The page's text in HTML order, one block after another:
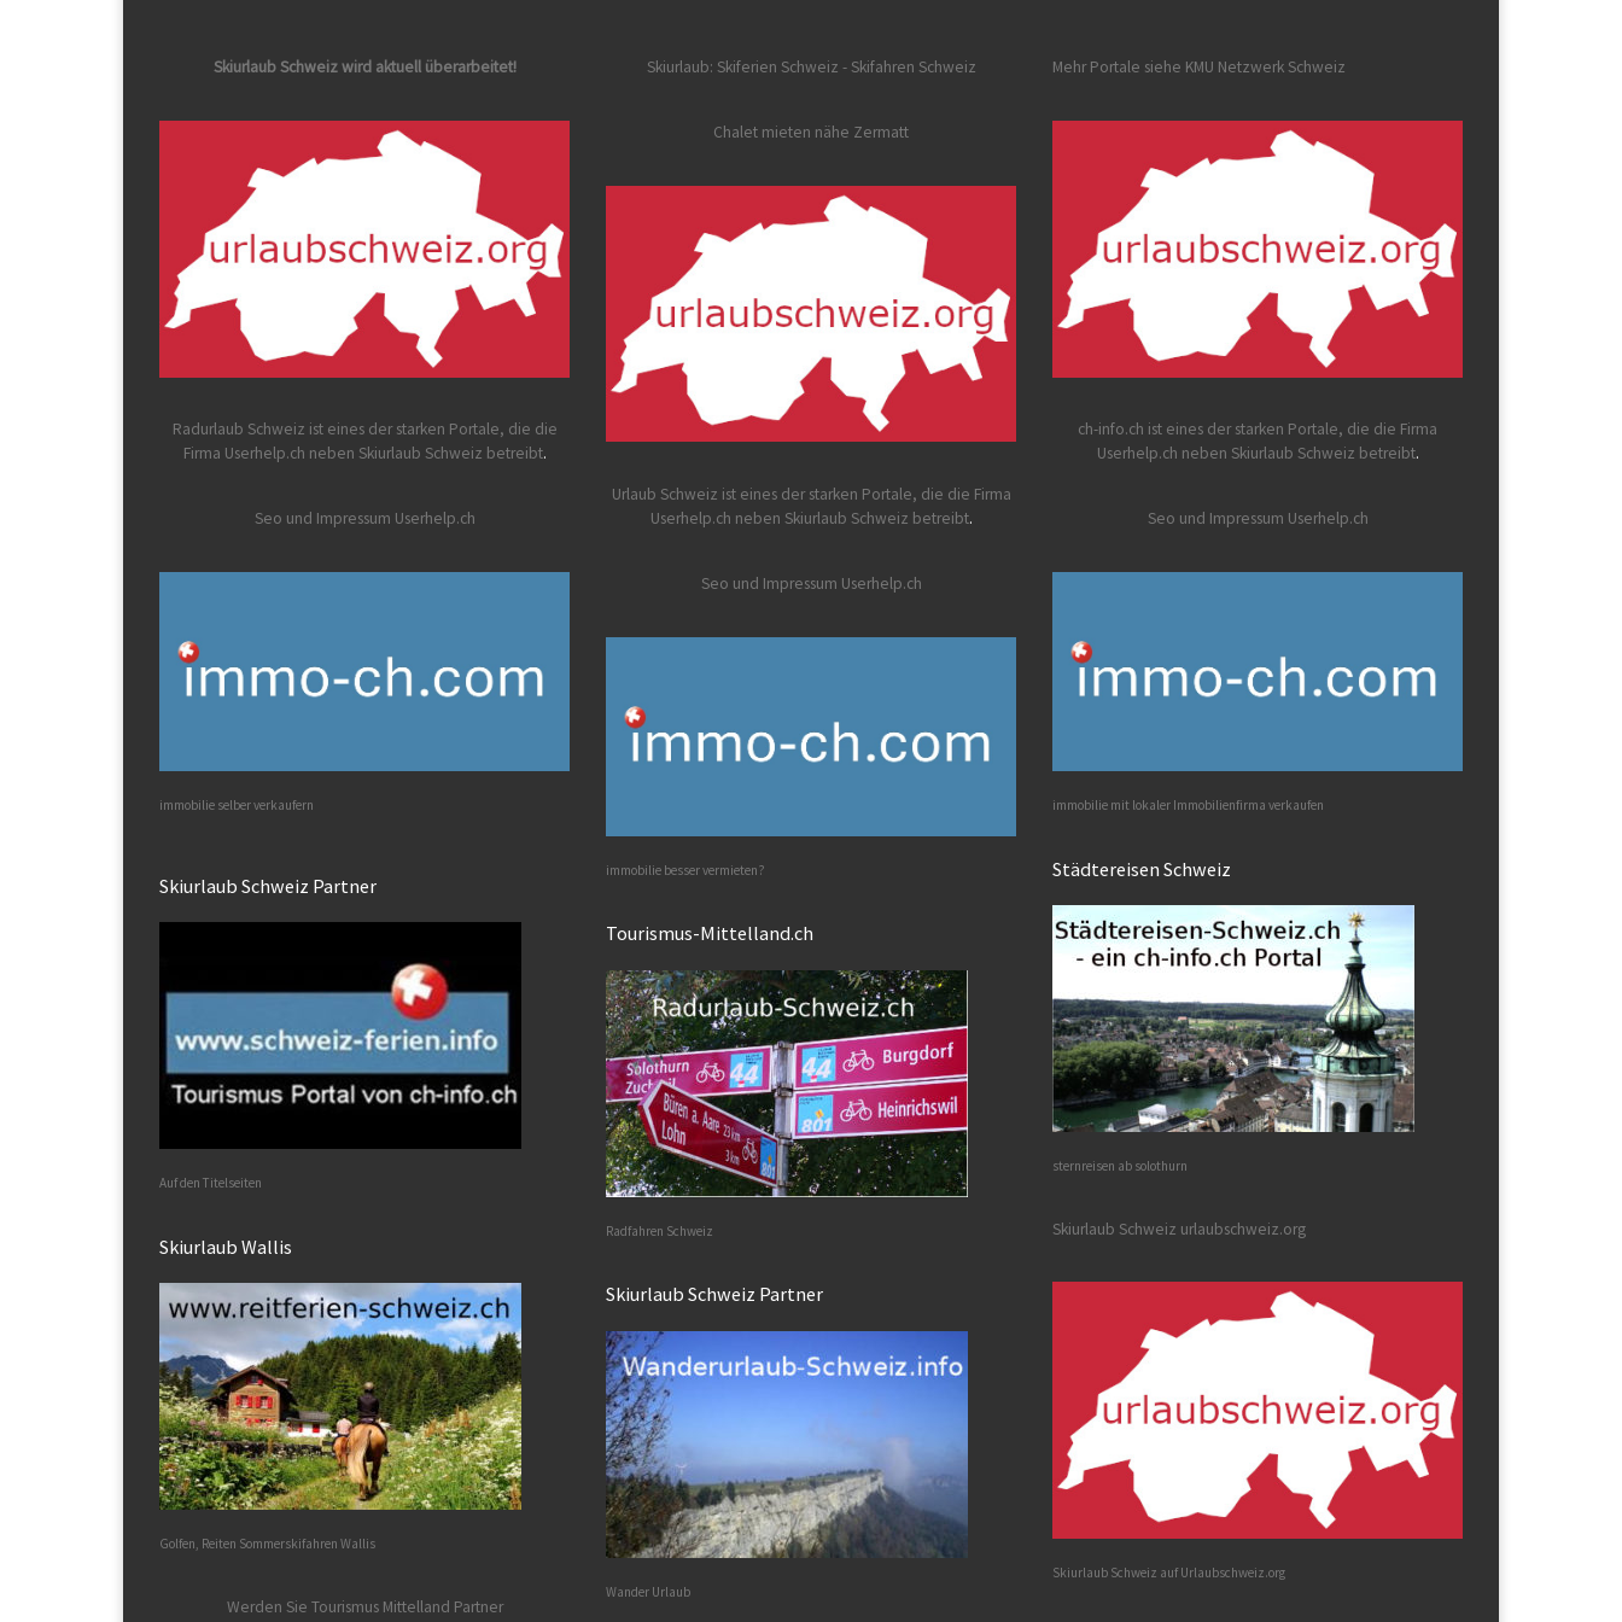
Skiurlaub Schweiz wird aktuell überarbeitet!
Radurlaub Schweiz ist eines der starken Portale, die die
Firma Userhelp.ch neben Skiurlaub Schweiz betreibt.
Seo und Impressum Userhelp.ch
immobilie selber verkaufern
Skiurlaub Schweiz Partner
Auf den Titelseiten
Skiurlaub Wallis
Golfen, Reiten Sommerskifahren Wallis
Werden Sie Tourismus Mittelland Partner
Skiurlaub: Skiferien Schweiz - Skifahren Schweiz
Chalet mieten nähe Zermatt
Urlaub Schweiz ist eines der starken Portale, die die Firma
Userhelp.ch neben Skiurlaub Schweiz betreibt.
Seo und Impressum Userhelp.ch
immobilie besser vermieten?
Tourismus-Mittelland.ch
Radfahren Schweiz
Skiurlaub Schweiz Partner
Wander Urlaub
Mehr Portale siehe KMU Netzwerk Schweiz
ch-info.ch ist eines der starken Portale, die die Firma
Userhelp.ch neben Skiurlaub Schweiz betreibt.
Seo und Impressum Userhelp.ch
immobilie mit lokaler Immobilienfirma verkaufen
Städtereisen Schweiz
sternreisen ab solothurn
Skiurlaub Schweiz urlaubschweiz.org
Skiurlaub Schweiz auf Urlaubschweiz.org